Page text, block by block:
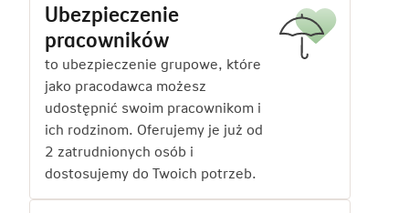
Ubezpieczenie
pracowników
to ubezpieczenie grupowe, które
jako pracodawca możesz
udostępnić swoim pracownikom i
ich rodzinom. Oferujemy je już od
2 zatrudnionych osób i
dostosujemy do Twoich potrzeb.